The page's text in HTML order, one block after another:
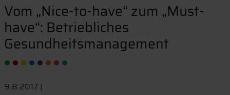
Vom „Nice-to-have“ zum „Must-
have“: Betriebliches
Gesundheitsmanagement
9.8.2017 |